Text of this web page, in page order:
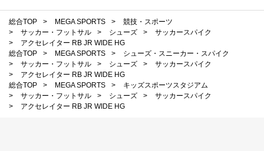
総合TOP > MEGA SPORTS >
競技・スポーツ
>
サッカー・フットサル > シューズ >
サッカースパイク
>
アクセレイター RB JR WIDE HG
総合TOP
> MEGA SPORTS >
シューズ・スニーカー・スパイク
>
サッカー・フットサル > シューズ >
サッカースパイク
>
アクセレイター RB JR WIDE HG
総合TOP
> MEGA SPORTS >
キッズスポーツスタジアム
>
サッカー・フットサル > シューズ >
サッカースパイク
>
アクセレイター RB JR WIDE HG